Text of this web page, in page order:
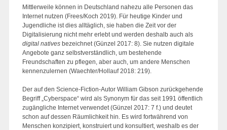
Mittlerweile können in Deutschland nahezu alle Personen das
Internet nutzen (Frees/Koch 2019). Für heutige Kinder und
Jugendliche ist dies alltäglich, sie haben die Zeit vor der
Digitalisierung nicht mehr erlebt und werden deshalb auch als
digital natives bezeichnet (Günzel 2017: 8). Sie nutzen digitale
Angebote ganz selbstverständlich, um bestehende
Freundschaften zu pflegen, aber auch, um andere Menschen
kennenzulernen (Waechter/Hollauf 2018: 219).
Der auf den Science-Fiction-Autor William Gibson zurückgehende
Begriff „Cyberspace“ wird als Synonym für das seit 1991 öffentlich
zugängliche Internet verwendet (Günzel 2017: 7 f.) und deutet
schon auf dessen Räumlichkeit hin. Es wird fortwährend von
Menschen konzipiert, konstruiert und konsultiert, weshalb es der